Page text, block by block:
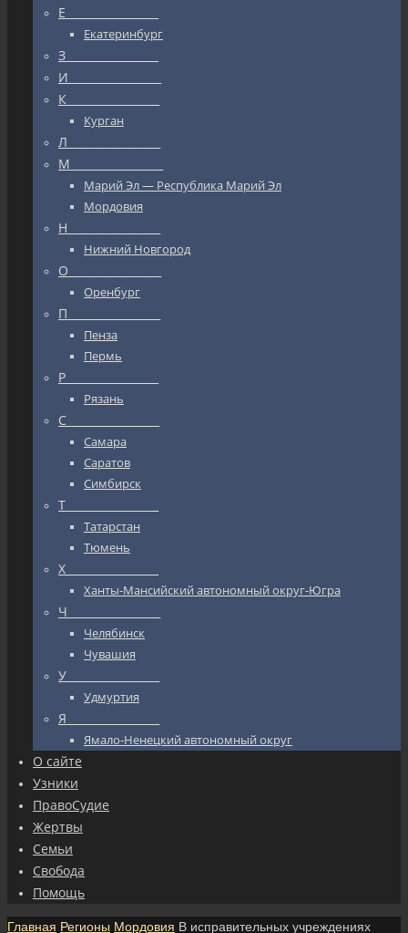
Е_________________
Екатеринбург
З_________________
И_________________
К_________________
Курган
Л_________________
М_________________
Марий Эл — Республика Марий Эл
Мордовия
Н_________________
Нижний Новгород
О_________________
Оренбург
П_________________
Пенза
Пермь
Р_________________
Рязань
С_________________
Самара
Саратов
Симбирск
Т_________________
Татарстан
Тюмень
Х_________________
Ханты-Мансийский автономный округ-Югра
Ч_________________
Челябинск
Чувашия
У_________________
Удмуртия
Я_________________
Ямало-Ненецкий автономный округ
О сайте
Узники
ПравоСудие
Жертвы
Семьи
Свобода
Помощь
Главная Регионы Мордовия В исправительных учреждениях